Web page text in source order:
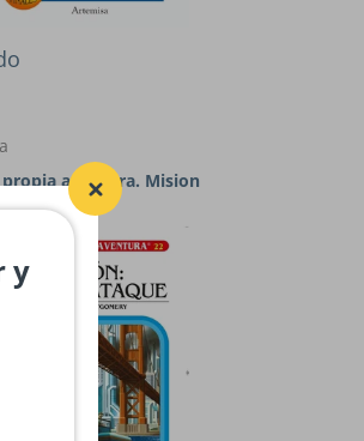
aventura. Mision
y